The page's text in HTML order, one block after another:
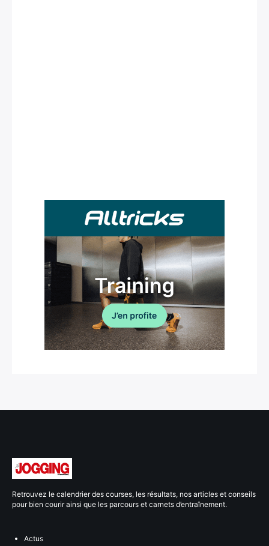
Retrouvez le calendrier des courses, les résultats, nos articles et conseils
pour bien courir ainsi que les parcours et carnets d’entraînement.
Actus